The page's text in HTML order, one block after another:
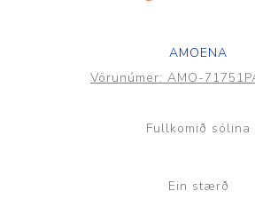
AMOENA
Vörunúmer: AMO-
Fullkomið sólina
Ein stærð